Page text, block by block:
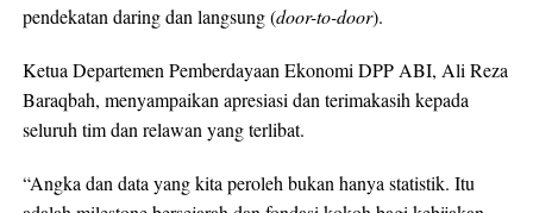
pendekatan daring dan langsung (door-to-door).
Ketua Departemen Pemberdayaan Ekonomi DPP ABI, Ali Reza
Baraqbah, menyampaikan apresiasi dan terimakasih kepada
seluruh tim dan relawan yang terlibat.
“Angka dan data yang kita peroleh bukan hanya statistik. Itu